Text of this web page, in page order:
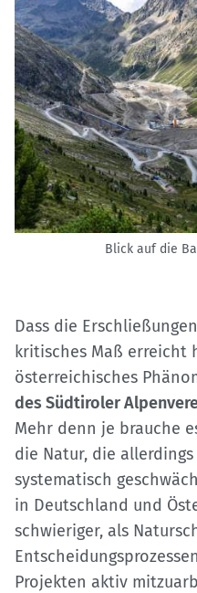
Blick auf die
Dass die
kritisches Maß erreicht
österreichisches
des Südtiroler
Mehr denn je brauche
die Natur, die
systematisch
in Deutschland und
schwieriger, als
Projekten aktiv